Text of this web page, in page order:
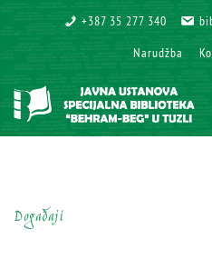
+387 35 277 340
+387 35 277 340
Narudžba
Narudžba
Događaji